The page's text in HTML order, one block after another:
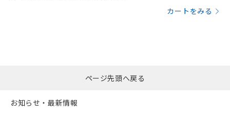
カートをみる
ページ先頭へ戻る
お知らせ・最新情報